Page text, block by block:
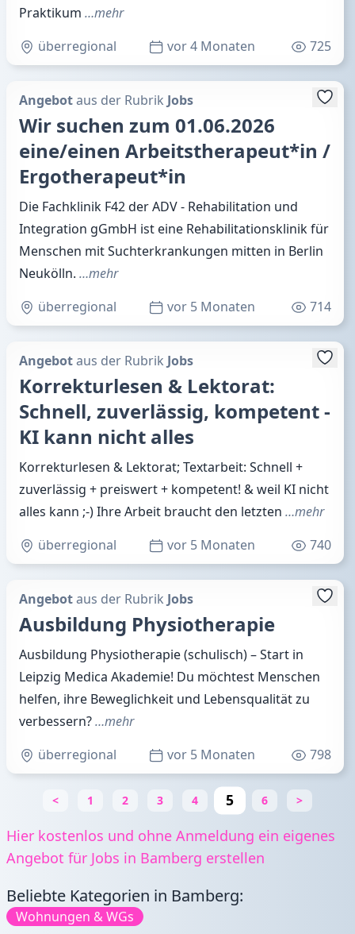
Praktikum …mehr
überregional
vor 4 Monaten 725
Angebotaus der Rubrik Jobs
Wir suchen zum 01.06.2026
eine/einen Arbeitstherapeut*in /
Ergotherapeut*in
Die Fachklinik F42 der ADV - Rehabilitation und
Integration gGmbH ist eine Rehabilitationsklinik für
Menschen mit Suchterkrankungen mitten in Berlin
Neukölln. …mehr
überregional
vor 5 Monaten 714
Angebotaus der Rubrik Jobs
Korrekturlesen & Lektorat:
Schnell, zuverlässig, kompetent -
KI kann nicht alles
Korrekturlesen & Lektorat; Textarbeit: Schnell +
zuverlässig + preiswert + kompetent! & weil KI nicht
alles kann ;-) Ihre Arbeit braucht den letzten …mehr
überregional
vor 5 Monaten 740
Angebotaus der Rubrik Jobs
Ausbildung Physiotherapie
Ausbildung Physiotherapie (schulisch) – Start in
Leipzig Medica Akademie! Du möchtest Menschen
helfen, ihre Beweglichkeit und Lebensqualität zu
verbessern?…mehr
überregional
vor 5 Monaten 798
< 1 2 3 4 5 6 >
Hier kostenlos und ohne Anmeldung ein eigenes
Angebot für Jobs in Bamberg erstellen
Beliebte Kategorien in Bamberg:
Wohnungen & WGs